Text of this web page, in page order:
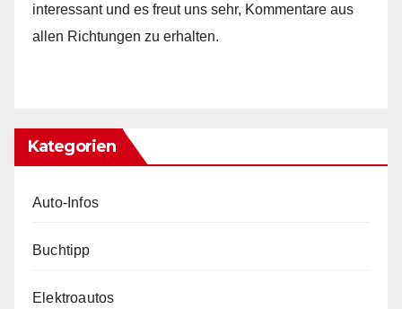
interessant und es freut uns sehr, Kommentare aus
allen Richtungen zu erhalten.
Kategorien
Auto-Infos
Buchtipp
Elektroautos